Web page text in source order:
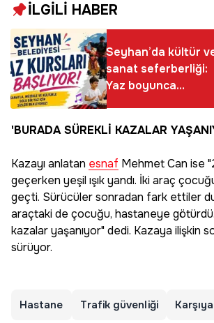
İLGİLİ HABER
Seyhan’da kültür
sanat seferberliği:
Yaz boyunca
tamamen ücretsiz
'BURADA SÜREKLİ KAZALAR
Kazayı anlatan esnaf Mehmet Can ise
geçerken yeşil ışık yandı. İki araç
geçti. Sürücüler sonradan fark ettiler
araçtaki de çocuğu, hastaneye
kazalar yaşanıyor" dedi. Kazaya ilişkin
sürüyor.
Hastane Trafik güvenliği